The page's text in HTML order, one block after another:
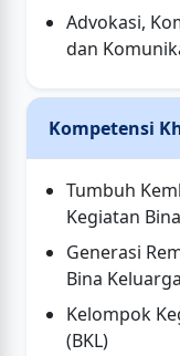
Advokasi,
dan
Kompetensi
Tumbuh
Kegiatan
Generasi
Bina
Kelompok
(BKL)